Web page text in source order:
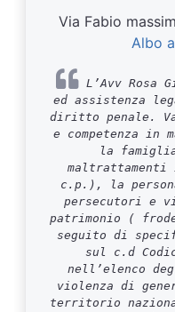
Via Fabio
Albo
L’Avv Rosa
ed assistenza
diritto penale.
e competenza
la
c.p.), la
persecutori e
patrimonio (
seguito di
sul c.d
nell’elenco
violenza di
territorio